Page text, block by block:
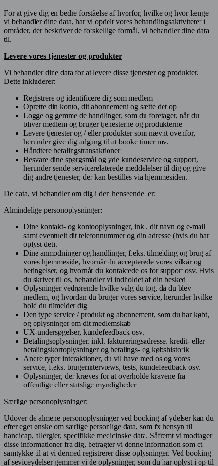
For at give dig en bedre forståelse af hvorfor, hvilke og hvor længe
vi behandler dine data, har vi opdelt vores behandlingsaktiviteter i
områder, der beskriver de forskellige formål, vi behandler dine data
til.
Levere vores tjenester og produkter
Vi behandler dine data for at levere disse tjenester og produkter.
Dette inkluderer:
Registrere og identificere dig som medlem
Oprette din konto, dit abonnement og sætte det op
Logge og gemme de handlinger, som du foretager, når du
bliver medlem og bruger tjenesterne og produkterne
Levere tjenester og / eller produkter som nævnt ovenfor,
herunder give dig adgang til at booke timer mv.
Håndtere betalingstransaktioner
Besvare dine spørgsmål og yde kundeservice og support,
herunder sende servicerelaterede meddelelser til dig og give
dig andre tjenester, der kan bestilles via hjemmesiden.
De data, vi behandler om dig i den henseende, er:
Almindelige personoplysninger:
Dine kontakt- og kontooplysninger, inkl. dit navn og e-mail
samt eventuelt dit telefonnummer og din adresse (hvis du har
oplyst det).
Dine anmodninger og handlinger, f.eks. tilmelding og brug af
vores hjemmeside, hvornår du accepterede vores vilkår og
betingelser, og hvornår du kontaktede os for support osv. Hvis
du skriver til os, behandler vi indholdet af din besked
Oplysninger vedrørende hvilke valg du tog, da du blev
medlem, og hvordan du bruger vores service, herunder hvilke
hold du tilmelder dig
Den type service / produkt og abonnement, som du har købt,
og oplysninger om dit medlemskab
UX-undersøgelser, kundefeedback osv.
Betalingsoplysninger, inkl. faktureringsadresse, kredit- eller
betalingskortoplysninger og betalings- og købshistorik
Andre typer interaktioner, du vil have med os og vores
service, f.eks. brugerinterviews, tests, kundefeedback osv.
Oplysninger, der kræves for at overholde kravene fra
offentlige eller statslige myndigheder
Særlige personoplysninger:
Udover de almene personoplysninger ved booking af ydelser kan du
efter eget ønske om særlige personlige data, som fx hensyn til
handicap, allergier, specifikke medicinske data. Såfremt vi modtager
disse informationer fra dig, betragter vi denne information som et
samtykke til at vi dermed registrerer disse oplysninger. Ved booking
af seviceydelser gemmer vi de oplysninger, som du har oplyst i op til